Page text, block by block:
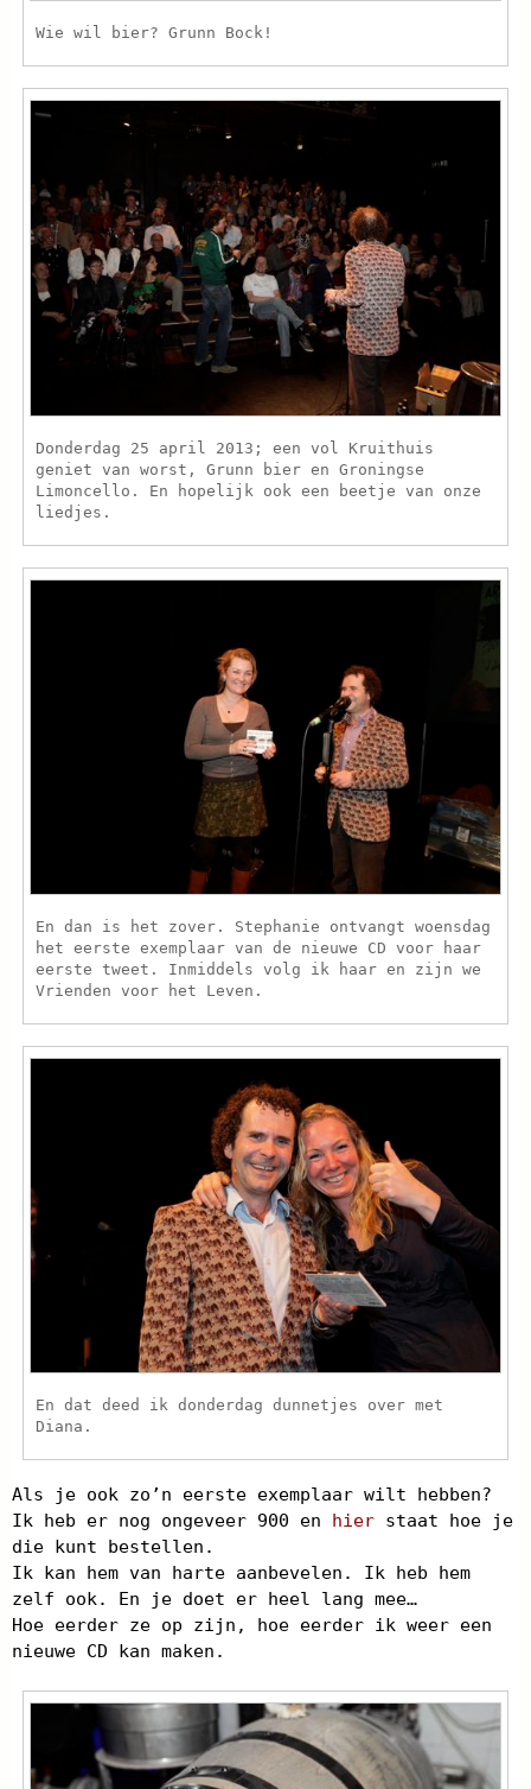
Wie wil bier? Grunn Bock!
Donderdag 25 april 2013; een vol Kruithuis
geniet van worst, Grunn bier en Groningse
Limoncello. En hopelijk ook een beetje van onze
liedjes.
En dan is het zover. Stephanie ontvangt woensdag
het eerste exemplaar van de nieuwe CD voor haar
eerste tweet. Inmiddels volg ik haar en zijn we
Vrienden voor het Leven.
En dat deed ik donderdag dunnetjes over met
Diana.
Als je ook zo’n eerste exemplaar wilt hebben?
Ik heb er nog ongeveer 900 en hier staat hoe je
die kunt bestellen.
Ik kan hem van harte aanbevelen. Ik heb hem
zelf ook. En je doet er heel lang mee…
Hoe eerder ze op zijn, hoe eerder ik weer een
nieuwe CD kan maken.